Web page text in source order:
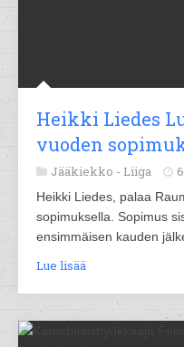
Heikki Liedes
vuoden
Jääkiekko - Liiga
Heikki Liedes, palaa
sopimuksella. Sopimus
ensimmäisen kauden
Lue lisää